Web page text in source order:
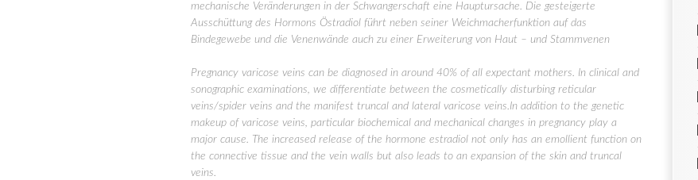
mechanische Veränderungen in der Schwangerschaft eine Hauptursache. Die gesteigerte
Ausschüttung des Hormons Östradiol führt neben seiner Weichmacherfunktion auf das
Bindegewebe und die Venenwände auch zu einer Erweiterung von Haut – und Stammvenen
Pregnancy varicose veins can be diagnosed in around 40% of all expectant mothers. In clinical and
sonographic examinations, we differentiate between the cosmetically disturbing reticular
veins/spider veins and the manifest truncal and lateral varicose veins.In addition to the genetic
makeup of varicose veins, particular biochemical and mechanical changes in pregnancy play a
major cause. The increased release of the hormone estradiol not only has an emollient function on
the connective tissue and the vein walls but also leads to an expansion of the skin and truncal
veins.